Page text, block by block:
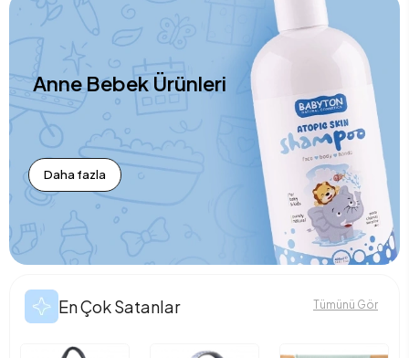
Anne Bebek Ürünleri
Daha fazla
En Çok Satanlar Tümünü Gör